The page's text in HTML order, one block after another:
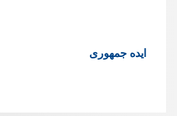
ایده جمهوری